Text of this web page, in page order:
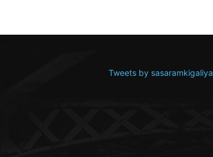
Tweets by sasaramkigaliya